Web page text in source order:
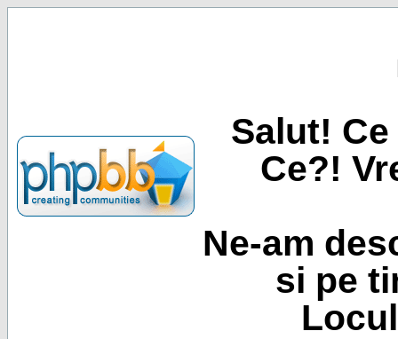
Salut!
Ce?!
Ne-am
si pe